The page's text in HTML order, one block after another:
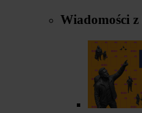
Wiadomości